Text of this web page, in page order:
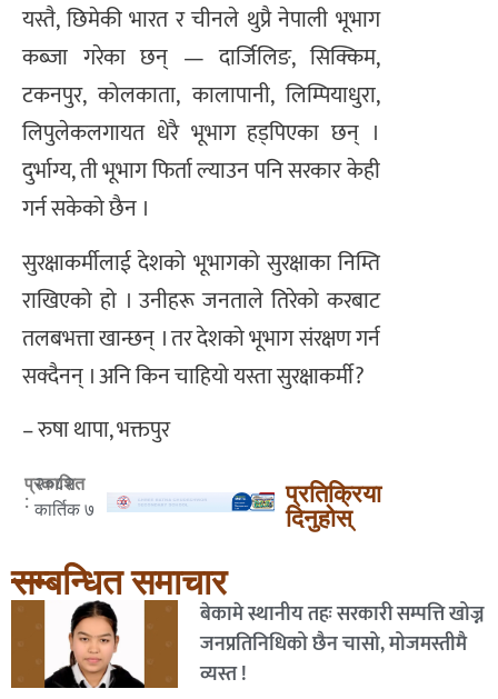
यस्तै, छिमेकी भारत र चीनले थुप्रै नेपाली भूभाग
कब्जा गरेका छन् — दार्जिलिङ, सिक्किम,
टकनपुर, कोलकाता, कालापानी, लिम्पियाधुरा,
लिपुलेकलगायत धेरै भूभाग हड्पिएका छन् ।
दुर्भाग्य, ती भूभाग फिर्ता ल्याउन पनि सरकार केही
गर्न सकेको छैन ।
सुरक्षाकर्मीलाई देशको भूभागको सुरक्षाका निम्ति
राखिएको हो । उनीहरू जनताले तिरेको करबाट
तलबभत्ता खान्छन् । तर देशको भूभाग संरक्षण गर्न
सक्दैनन् । अनि किन चाहियो यस्ता सुरक्षाकर्मी?
– रुषा थापा, भक्तपुर
प्रकाशित
:
२०८२
कार्तिक ७
प्रतिक्रिया
दिनुहोस्
सम्बन्धित समाचार
बेकामे स्थानीय तहः सरकारी सम्पत्ति खोज्न
जनप्रतिनिधिको छैन चासो, मोजमस्तीमै
व्यस्त !